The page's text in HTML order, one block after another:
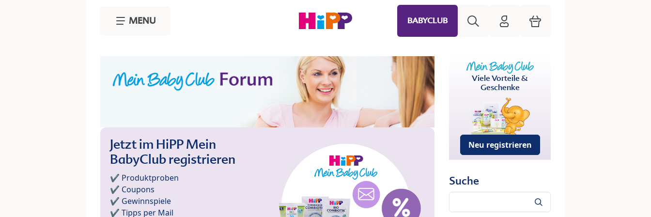
MENU BABYCLUB HiPP Mein Babyclub
Warenkorb
Jetzt im HiPP Mein
BabyClub registrieren
✔️ Produktproben
✔️ Coupons
✔️ Gewinnspiele
✔️ Tipps per Mail
Viele Vorteile &
Geschenke
Neu registrieren
Suche